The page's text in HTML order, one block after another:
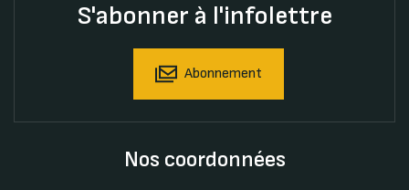
S'abonner à l'infolettre
Abonnement
Nos coordonnées